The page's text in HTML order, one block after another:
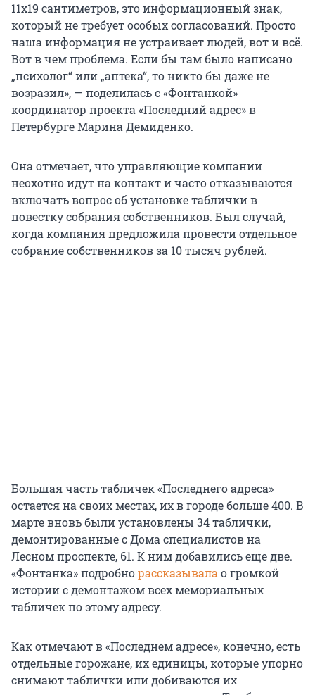
11х19 сантиметров, это информационный знак,
который не требует особых согласований. Просто
наша информация не устраивает людей, вот и всё.
Вот в чем проблема. Если бы там было написано
„психолог“ или „аптека“, то никто бы даже не
возразил», — поделилась с «Фонтанкой»
координатор проекта «Последний адрес» в
Петербурге Марина Демиденко.
Она отмечает, что управляющие компании
неохотно идут на контакт и часто отказываются
включать вопрос об установке таблички в
повестку собрания собственников. Был случай,
когда компания предложила провести отдельное
собрание собственников за 10 тысяч рублей.
Большая часть табличек «Последнего адреса»
остается на своих местах, их в городе больше 400. В
марте вновь были установлены 34 таблички,
демонтированные с Дома специалистов на
Лесном проспекте, 61. К ним добавились еще две.
«Фонтанка» подробнорассказывалао громкой
истории с демонтажом всех мемориальных
табличек по этому адресу.
Как отмечают в «Последнем адресе», конечно, есть
отдельные горожане, их единицы, которые упорно
снимают таблички или добиваются их